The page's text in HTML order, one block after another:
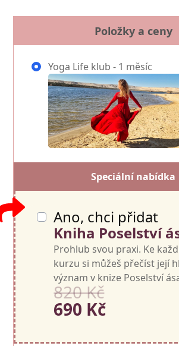
Položky a ceny
Yoga Life klub - 1 měsíc
Speciální nabídka
Ano, chci přidat
Kniha Poselství
Prohlub svou praxi. Ke
kurzu si můžeš přečíst její
význam v knize Poselství
820 Kč
690 Kč